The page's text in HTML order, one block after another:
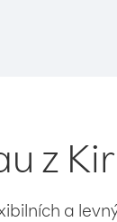
z
a